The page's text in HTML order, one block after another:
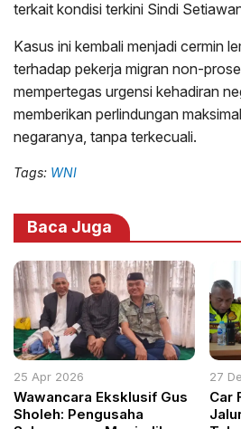
terkait kondisi terkini Sindi
Kasus ini kembali menjadi cermin
terhadap pekerja migran non-
mempertegas urgensi kehadiran
memberikan perlindungan
negaranya, tanpa terkecuali.
Tags: WNI
Baca Juga
25 Apr 2026
Wawancara Eksklusif Gus
Sholeh: Pengusaha
27
Car